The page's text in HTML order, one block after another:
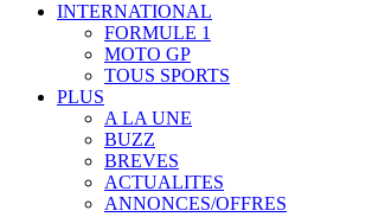
INTERNATIONAL
FORMULE 1
MOTO GP
TOUS SPORTS
PLUS
A LA UNE
BUZZ
BREVES
ACTUALITES
ANNONCES/OFFRES